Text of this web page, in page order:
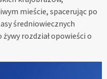
mieście, spacerując po
średniowiecznych
rozdział opowieści o